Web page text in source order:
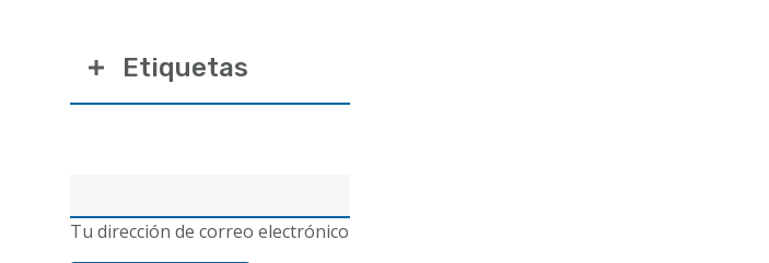
electrónico
Tu dirección de correo electrónico
Etiquetas